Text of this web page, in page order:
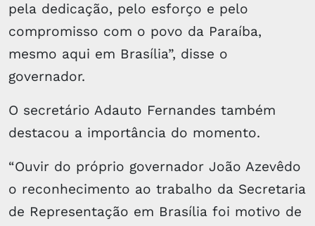
pela dedicação, pelo esforço e pelo
compromisso com o povo da Paraíba,
mesmo aqui em Brasília”, disse o
governador.
O secretário Adauto Fernandes também
destacou a importância do momento.
“Ouvir do próprio governador João Azevêdo
o reconhecimento ao trabalho da Secretaria
de Representação em Brasília foi motivo de